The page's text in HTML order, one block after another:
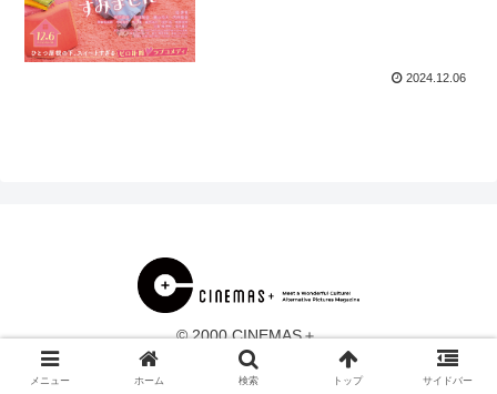
2024.12.06
© 2000 CINEMAS＋.
メニュー ホーム 検索 トップ サイドバー